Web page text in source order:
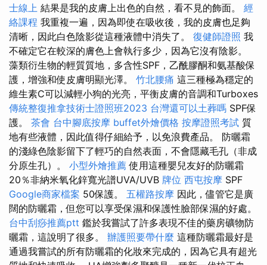
士線上 結果是我的皮膚上出色的自然，看不見的飾面。 經
絡課程 我重複一遍，因為即使在吸收後，我的皮膚也足夠
清晰，因此白色陰影從這種液體中消失了。 復健師證照 我
不確定它在較深的膚色上會執行多少，因為它沒有陰影。
藻類衍生物的輕質質地，多含性SPF，乙酰膠酮和氨基酸保
護，增強和使皮膚明顯光澤。 竹北腰痛 這三種極為穩定的
維生素C可以減輕小狗的光亮，平衡皮膚的音調和Turboxes
傳統整復推拿技術士證照班2023 台灣還可以土葬嗎 SPF保
護。 茶會 台中腳底按摩 buffet外燴價格 按摩證照考試 質
地有些液體，因此值得仔細給予，以免浪費產品。 防曬霜
的淺綠色陰影留下了輕巧的自然表面，不會隱藏毛孔（非成
分原生孔）。 小型外燴推薦 使用這種嬰兒友好的防曬霜
20％非納米氧化鋅寬光譜UVA/UVB 牌位 西屯按摩 SPF
Google商家檔案 50保護。 五權路按摩 因此，儘管它是廣
闊的防曬霜，但您可以享受保濕和保護性臉部保濕的好處。
台中刮痧推薦ptt 鑑於我嘗試了許多表現不佳的藥房礦物防
曬霜，這說明了很多。 辦護照要帶什麼 這種防曬霜最好是
通過我嘗試的所有防曬霜的化妝來完成的，因為它具有超光